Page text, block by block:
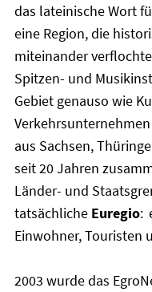
das lateinische Wort
eine Region, die
miteinander
Spitzen- und
Gebiet genauso wie
aus Sachsen,
seit 20 Jahren
Länder- und
tatsächliche Euregio:
Einwohner, Touristen
2003 wurde das